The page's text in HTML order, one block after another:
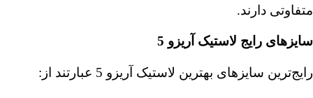
متفاوتی دارند.
سایزهای رایج لاستیک آریزو 5
رایج‌ترین سایزهای بهترین لاستیک آریزو 5 عبارتند از: